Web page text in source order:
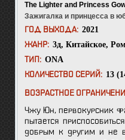
The Lighter and Princess
Зажигалка и принцесса в
ГОД ВЫХОДА: 2021
ЖАНР: 3д, Китайское,
ТИП: ONA
КОЛИЧЕСТВО СЕРИЙ: 13
ВОЗРАСТНОЕ
Чжу Юн, первокурсник
пытается
добрым к другим и не